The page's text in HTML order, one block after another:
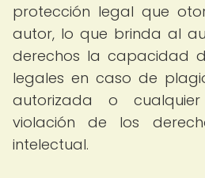
protección legal que
autor, lo que brinda al
derechos la capacidad
legales en caso de
autorizada o
violación de los
intelectual.